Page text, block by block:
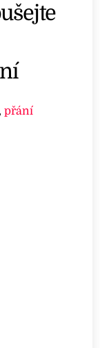
,přání